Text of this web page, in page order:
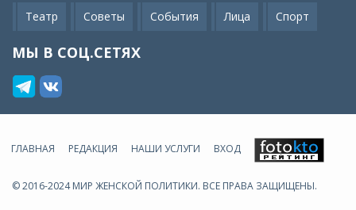
Театр Советы События Лица Спорт
МЫ В СОЦ.СЕТЯХ
ГЛАВНАЯ РЕДАКЦИЯ НАШИ УСЛУГИ ВХОД
© 2016-2024 МИР ЖЕНСКОЙ ПОЛИТИКИ. ВСЕ ПРАВА ЗАЩИЩЕНЫ.